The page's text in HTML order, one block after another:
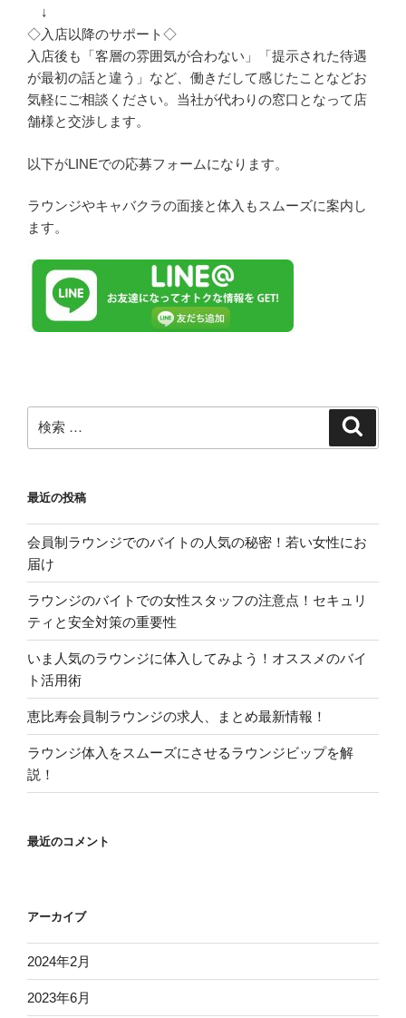
↓
◇入店以降のサポート◇
入店後も「客層の雰囲気が合わない」「提示された待遇
が最初の話と違う」など、働きだして感じたことなどお
気軽にご相談ください。当社が代わりの窓口となって店
舗様と交渉します。
以下がLINEでの応募フォームになります。
ラウンジやキャバクラの面接と体入もスムーズに案内し
ます。
検
索:
最近の投稿
会員制ラウンジでのバイトの人気の秘密！若い女性にお
届け
ラウンジのバイトでの女性スタッフの注意点！セキュリ
ティと安全対策の重要性
いま人気のラウンジに体入してみよう！オススメのバイ
ト活用術
恵比寿会員制ラウンジの求人、まとめ最新情報！
ラウンジ体入をスムーズにさせるラウンジビップを解
説！
最近のコメント
アーカイブ
2024年2月
2023年6月